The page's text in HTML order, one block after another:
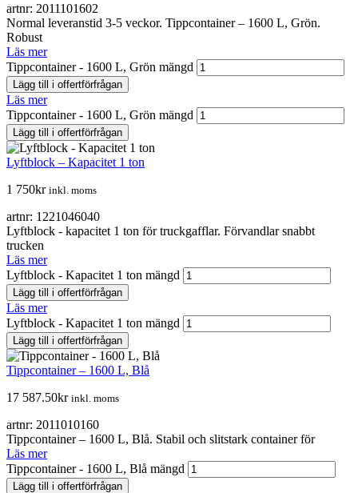
artnr: 2011101602
Normal leveranstid 3-5 veckor. Tippcontainer – 1600 L, Grön.
Robust
Läs mer
Tippcontainer - 1600 L, Grön mängd
Lägg till i offertförfrågan
Läs mer
Tippcontainer - 1600 L, Grön mängd
Lägg till i offertförfrågan
Lyftblock – Kapacitet 1 ton
1 750kr inkl. moms
artnr: 1221046040
Lyftblock - kapacitet 1 ton för truckgafflar. Förvandlar snabbt
trucken
Läs mer
Lyftblock - Kapacitet 1 ton mängd
Lägg till i offertförfrågan
Läs mer
Lyftblock - Kapacitet 1 ton mängd
Lägg till i offertförfrågan
Tippcontainer – 1600 L, Blå
17 587.50kr inkl. moms
artnr: 2011010160
Tippcontainer – 1600 L, Blå. Stabil och slitstark container för
Läs mer
Tippcontainer - 1600 L, Blå mängd
Lägg till i offertförfrågan